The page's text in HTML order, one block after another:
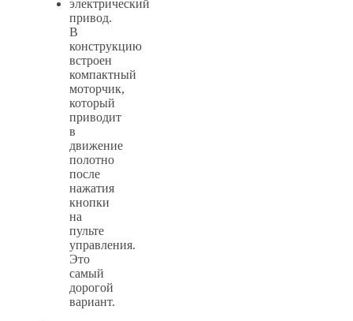
электрический
привод.
В
конструкцию
встроен
компактный
моторчик,
который
приводит
в
движение
полотно
после
нажатия
кнопки
на
пульте
управления.
Это
самый
дорогой
вариант.